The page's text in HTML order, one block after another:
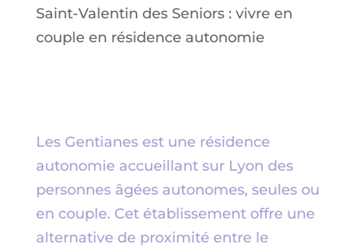
Saint-Valentin des Seniors : vivre en
couple en résidence autonomie
Les Gentianes est une résidence
autonomie accueillant sur Lyon des
personnes âgées autonomes, seules ou
en couple. Cet établissement offre une
alternative de proximité entre le